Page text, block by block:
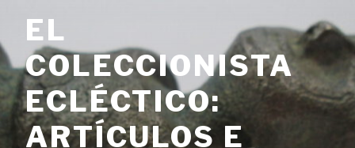
contenido
EL
COLECCIONISTA
ECLÉCTICO:
ARTÍCULOS E